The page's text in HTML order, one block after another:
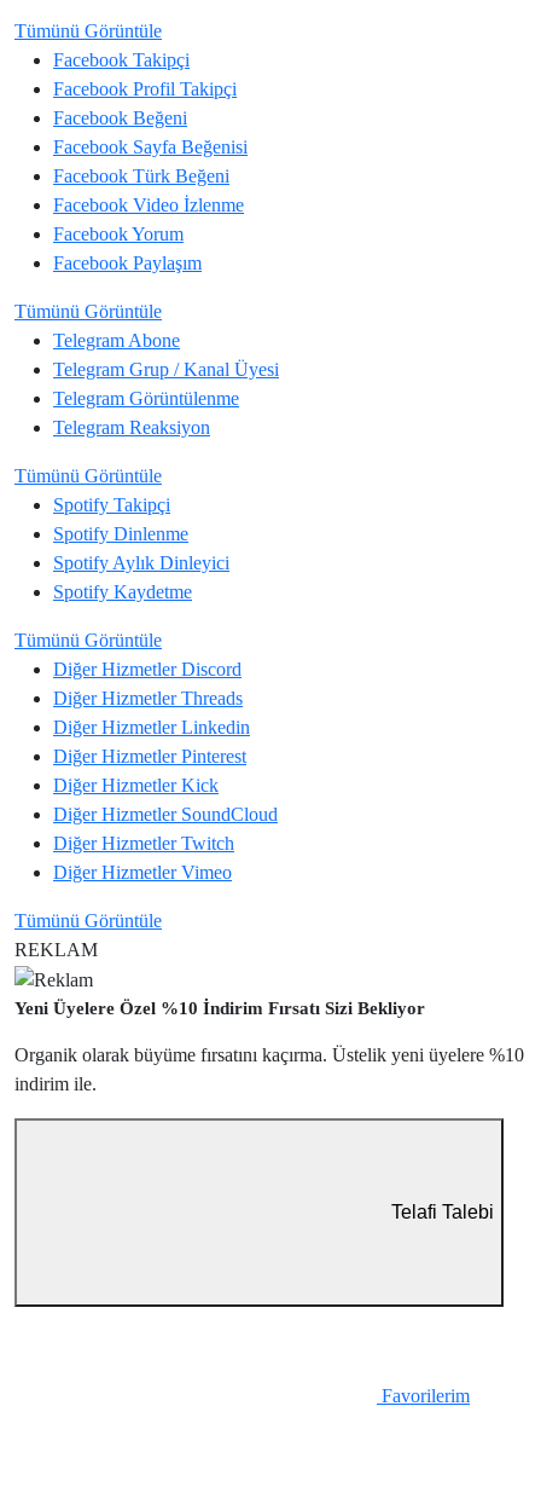
Tümünü Görüntüle
Facebook Takipçi
Facebook Profil Takipçi
Facebook Beğeni
Facebook Sayfa Beğenisi
Facebook Türk Beğeni
Facebook Video İzlenme
FacebookYorum
Facebook Paylaşım
Tümünü Görüntüle
Telegram Abone
Telegram Grup / Kanal Üyesi
Telegram Görüntülenme
Telegram Reaksiyon
Tümünü Görüntüle
Spotify Takipçi
Spotify Dinlenme
Spotify Aylık Dinleyici
Spotify Kaydetme
Tümünü Görüntüle
Diğer Hizmetler Discord
Diğer Hizmetler Threads
Diğer Hizmetler Linkedin
Diğer Hizmetler Pinterest
Diğer Hizmetler Kick
Diğer Hizmetler SoundCloud
Diğer Hizmetler Twitch
Diğer Hizmetler Vimeo
Tümünü Görüntüle
REKLAM
Yeni Üyelere Özel %10 İndirim Fırsatı Sizi Bekliyor
Organik olarak büyüme fırsatını kaçırma. Üstelik yeni üyelere %10
indirim ile.
Telafi Talebi
Favorilerim